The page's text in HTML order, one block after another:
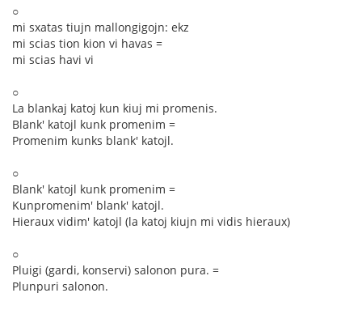
○
mi sxatas tiujn mallongigojn: ekz
mi scias tion kion vi havas =
mi scias havi vi
○
La blankaj katoj kun kiuj mi promenis.
Blank' katojl kunk promenim =
Promenim kunks blank' katojl.
○
Blank' katojl kunk promenim =
Kunpromenim' blank' katojl.
Hieraux vidim' katojl (la katoj kiujn mi vidis hieraux)
○
Pluigi (gardi, konservi) salonon pura. =
Plunpuri salonon.